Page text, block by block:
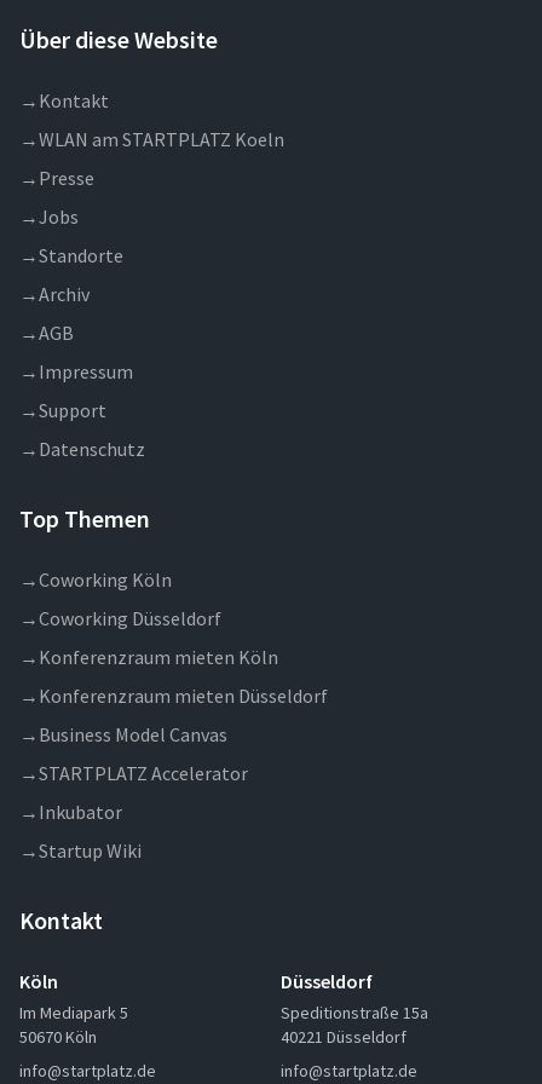
weiter zu individualisieren und professionalisieren
bietet aussichtsreiche Zukunftschancen. &nbsp;
auseinanderzusetzen? Ohne sich fundierte
aus dem Bereich Bekleidung &amp; Accessoires
bei Zalando beispielsweise liegt der Fokus von
&amp; SEO und E-Mail-Marketing und gezielten
regelm&auml;&szlig;ig stattfindenden
Social-Media Kan&auml;len von FALLDROP
Über diese Website
→ Kontakt
→WLAN am STARTPLATZ Koeln
→ Presse
→Jobs
→Standorte
→Archiv
→AGB
→ Impressum
→Support
→ Datenschutz
Top Themen
→Coworking Köln
→Coworking Düsseldorf
→ Konferenzraum mieten Köln
→ Konferenzraum mieten Düsseldorf
→ Business Model Canvas
→STARTPLATZ Accelerator
→ Inkubator
→Startup Wiki
Kontakt
Köln
Im Mediapark 5
50670 Köln
info@startplatz.de
Düsseldorf
Speditionstraße 15a
40221 Düsseldorf
info@startplatz.de